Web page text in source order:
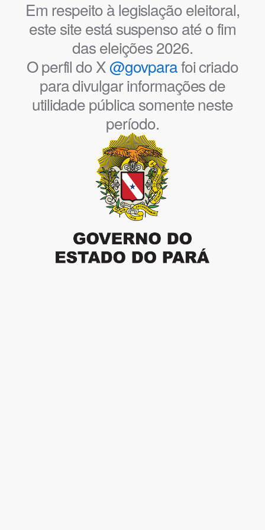
Em respeito à legislação eleitoral,
este site está suspenso até o fim
das eleições 2026.
O perfil do X@govparafoi criado
para divulgar informações de
utilidade pública somente neste
período.